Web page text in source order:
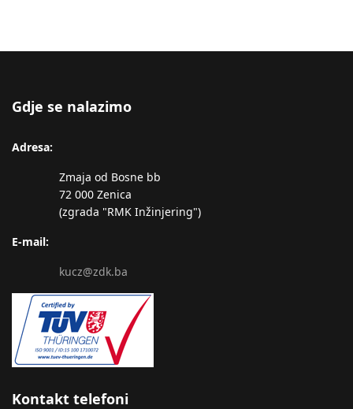
Gdje se nalazimo
Adresa:
Zmaja od Bosne bb
72 000 Zenica
(zgrada "RMK Inžinjering")
E-mail:
kucz@zdk.ba
Kontakt telefoni